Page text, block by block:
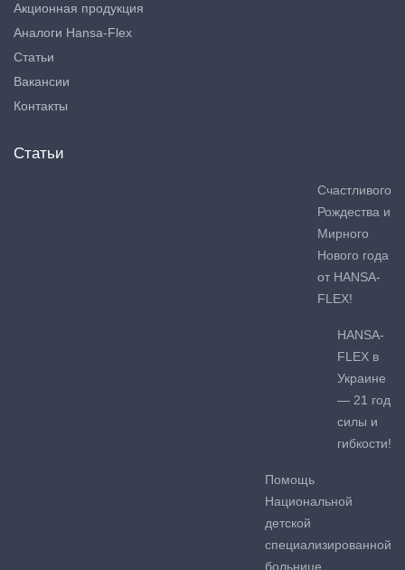
Акционная продукция
Аналоги Hansa-Flex
Статьи
Вакансии
Контакты
Статьи
Счастливого
Рождества и
Мирного
Нового года
от HANSA-
FLEX!
HANSA-
FLEX в
Украине
— 21 год
силы и
гибкости!
Помощь
Национальной
детской
специализированной
больнице